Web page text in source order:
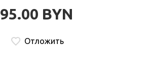
95.00 BYN
Отложить